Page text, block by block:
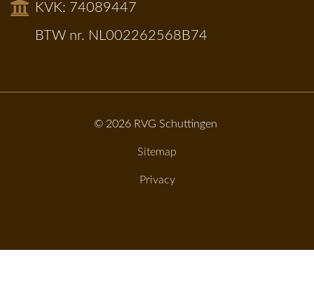
KVK: 74089447
BTW nr. NL002262568B74
© 2026 RVG Schuttingen
Sitemap
Privacy